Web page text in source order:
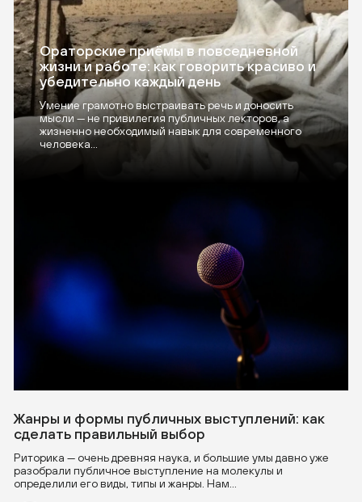
Ораторские приёмы в повседневной
жизни и работе: как говорить красиво и
убедительно каждый день
Умение грамотно выстраивать речь и доносить
мысли — не привилегия публичных лекторов, а
жизненно необходимый навык для современного
человека...
Жанры и формы публичных выступлений: как
сделать правильный выбор
Риторика — очень древняя наука, и большие умы давно уже
разобрали публичное выступление на молекулы и
определили его виды, типы и жанры. Нам...